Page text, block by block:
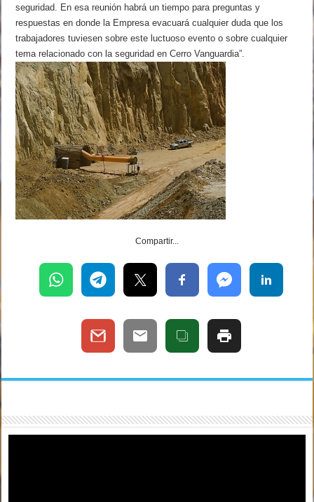
seguridad. En esa reunión habrá un tiempo para preguntas y
respuestas en donde la Empresa evacuará cualquier duda que los
trabajadores tuviesen sobre este luctuoso evento o sobre cualquier
tema relacionado con la seguridad en Cerro Vanguardia”.
Compartir...